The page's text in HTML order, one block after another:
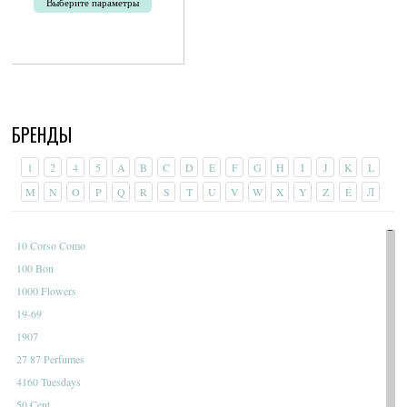
имеет
можно
выбрать
странице
товара.
БРЕНДЫ
1 2 4 5 A B C D E F G H I J K
L
M
N O P Q R S T U V W X Y Z É Л
10 Corso Como
100 Bon
1000 Flowers
19-69
1907
27 87 Perfumes
4160 Tuesdays
50 Cent